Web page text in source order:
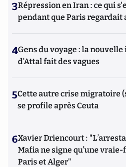
3Répression en Iran : ce qui
pendant que Paris regardait
4Gens du voyage : la
d'Attal fait des vagues
5Cette autre crise migratoire
se profile après Ceuta
6Xavier Driencourt :
Mafia ne signe qu’une
Paris et Alger"